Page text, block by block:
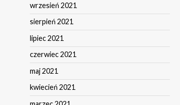
wrzesień 2021
sierpień 2021
lipiec 2021
czerwiec 2021
maj 2021
kwiecień 2021